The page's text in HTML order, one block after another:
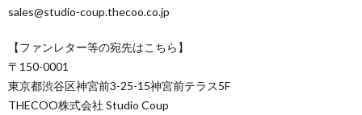
sales@studio-coup.thecoo.co.jp
【ファンレター等の宛先はこちら】
〒150-0001
東京都渋谷区神宮前3-25-15神宮前テラス5F
THECOO株式会社 Studio Coup